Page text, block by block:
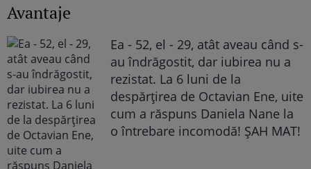
Avantaje
Ea - 52, el - 29, atât aveau când s-
au îndrăgostit, dar iubirea nu a
rezistat. La 6 luni de la
despărțirea de Octavian Ene, uite
cum a răspuns Daniela Nane la
o întrebare incomodă! ȘAH MAT!